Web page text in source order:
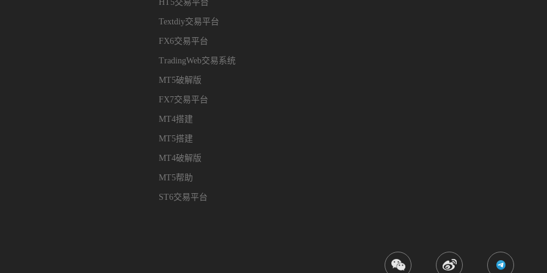
HT5交易平台
Textdiy交易平台
FX6交易平台
TradingWeb交易系统
MT5破解版
FX7交易平台
MT4搭建
MT5搭建
MT4破解版
MT5帮助
ST6交易平台